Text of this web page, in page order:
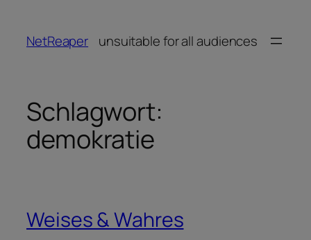
springen
NetReaper unsuitable for all audiences
Schlagwort:
demokratie
Weises & Wahres